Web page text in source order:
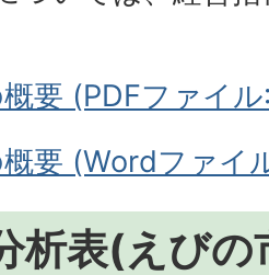
要 (PDFファイ
要 (Wordファイ
析表(えびの